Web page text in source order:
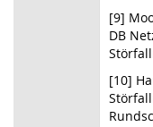
[9]
DB
[10]